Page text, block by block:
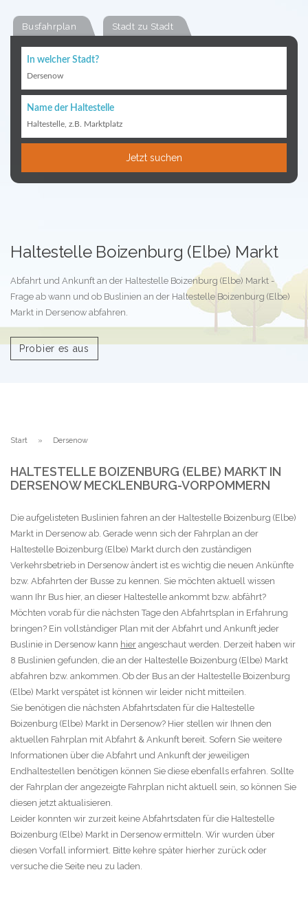
Busfahrplan Stadt zu Stadt
In welcher Stadt?
Dersenow
Name der Haltestelle
Haltestelle, z.B. Marktplatz
Jetzt suchen
Haltestelle Boizenburg (Elbe) Markt
Abfahrt und Ankunft an der Haltestelle Boizenburg (Elbe) Markt -
Frage ab wann und ob Buslinien an der Haltestelle Boizenburg (Elbe)
Markt in Dersenow abfahren.
Probier es aus
Start Dersenow
HALTESTELLE BOIZENBURG (ELBE) MARKT IN
DERSENOW MECKLENBURG-VORPOMMERN
Die aufgelisteten Buslinien fahren an der Haltestelle Boizenburg (Elbe)
Markt in Dersenow ab. Gerade wenn sich der Fahrplan an der
Haltestelle Boizenburg (Elbe) Markt durch den zuständigen
Verkehrsbetrieb in Dersenow ändert ist es wichtig die neuen Ankünfte
bzw. Abfahrten der Busse zu kennen. Sie möchten aktuell wissen
wann Ihr Bus hier, an dieser Haltestelle ankommt bzw. abfährt?
Möchten vorab für die nächsten Tage den Abfahrtsplan in Erfahrung
bringen? Ein vollständiger Plan mit der Abfahrt und Ankunft jeder
Buslinie in Dersenow kann hier angeschaut werden. Derzeit haben wir
8 Buslinien gefunden, die an der Haltestelle Boizenburg (Elbe) Markt
abfahren bzw. ankommen. Ob der Bus an der Haltestelle Boizenburg
(Elbe) Markt verspätet ist können wir leider nicht mitteilen.
Sie benötigen die nächsten Abfahrtsdaten für die Haltestelle
Boizenburg (Elbe) Markt in Dersenow? Hier stellen wir Ihnen den
aktuellen Fahrplan mit Abfahrt & Ankunft bereit. Sofern Sie weitere
Informationen über die Abfahrt und Ankunft der jeweiligen
Endhaltestellen benötigen können Sie diese ebenfalls erfahren. Sollte
der Fahrplan der angezeigte Fahrplan nicht aktuell sein, so können Sie
diesen jetzt aktualisieren.
Leider konnten wir zurzeit keine Abfahrtsdaten für die Haltestelle
Boizenburg (Elbe) Markt in Dersenow ermitteln. Wir wurden über
diesen Vorfall informiert. Bitte kehre später hierher zurück oder
versuche die Seite neu zu laden.